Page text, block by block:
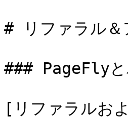
# リファラル＆
### PageFlyと
[リファラルお